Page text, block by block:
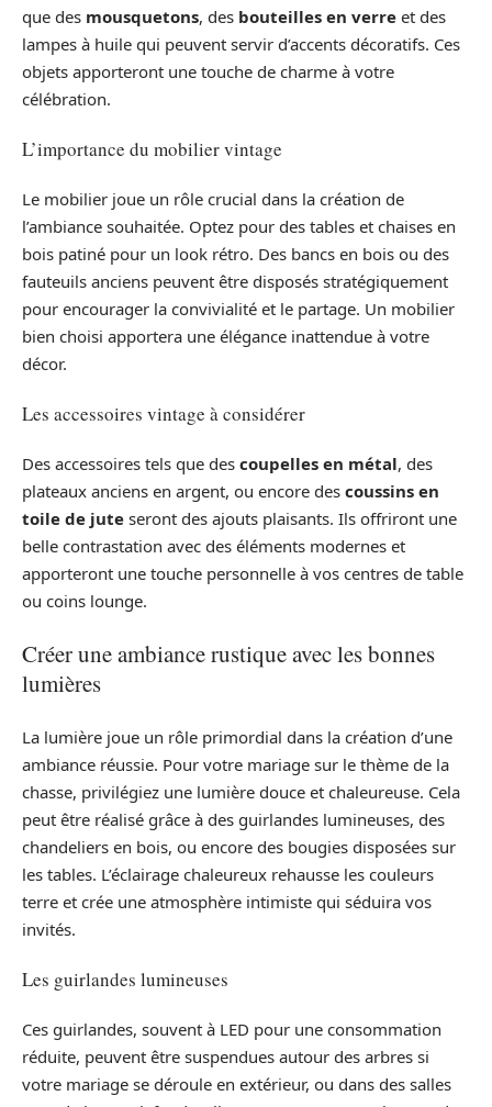
que des mousquetons, des bouteilles en verre et des
lampes à huile qui peuvent servir d’accents décoratifs. Ces
objets apporteront une touche de charme à votre
célébration.
L’importance du mobilier vintage
Le mobilier joue un rôle crucial dans la création de
l’ambiance souhaitée. Optez pour des tables et chaises en
bois patiné pour un look rétro. Des bancs en bois ou des
fauteuils anciens peuvent être disposés stratégiquement
pour encourager la convivialité et le partage. Un mobilier
bien choisi apportera une élégance inattendue à votre
décor.
Les accessoires vintage à considérer
Des accessoires tels que des coupelles en métal, des
plateaux anciens en argent, ou encore des coussins en
toile de jute seront des ajouts plaisants. Ils offriront une
belle contrastation avec des éléments modernes et
apporteront une touche personnelle à vos centres de table
ou coins lounge.
Créer une ambiance rustique avec les bonnes
lumières
La lumière joue un rôle primordial dans la création d’une
ambiance réussie. Pour votre mariage sur le thème de la
chasse, privilégiez une lumière douce et chaleureuse. Cela
peut être réalisé grâce à des guirlandes lumineuses, des
chandeliers en bois, ou encore des bougies disposées sur
les tables. L’éclairage chaleureux rehausse les couleurs
terre et crée une atmosphère intimiste qui séduira vos
invités.
Les guirlandes lumineuses
Ces guirlandes, souvent à LED pour une consommation
réduite, peuvent être suspendues autour des arbres si
votre mariage se déroule en extérieur, ou dans des salles